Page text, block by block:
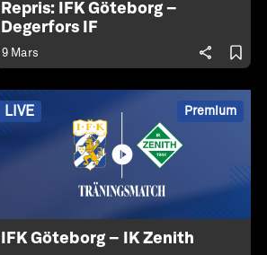
Repris: IFK Göteborg –
Degerfors IF
9 Mars
LIVE Premium
IFK Göteborg – IK Zenith